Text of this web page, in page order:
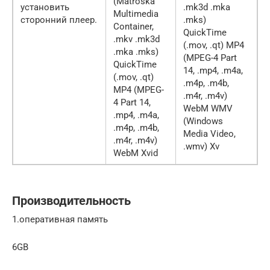
установить
сторонний плеер.
Multimedia
Container,
.mkv .mk3d
.mka .mks)
QuickTime
(.mov, .qt)
MP4 (MPEG-
4 Part 14,
.mp4, .m4a,
.m4p, .m4b,
.m4r, .m4v)
WebM Xvid
.mk3d .mka
.mks)
QuickTime
(.mov, .qt) MP4
(MPEG-4 Part
14, .mp4, .m4a,
.m4p, .m4b,
.m4r, .m4v)
WebM WMV
(Windows
Media Video,
.wmv) Xv
Производительность
1.оперативная память
6GB